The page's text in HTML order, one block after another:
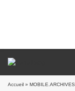
Accueil » MOBILE.ARCHIVES